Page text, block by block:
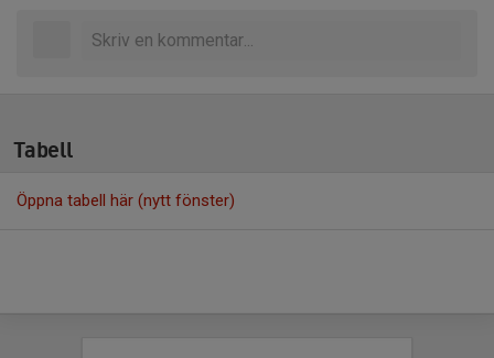
Tabell
Öppna tabell här (nytt fönster)